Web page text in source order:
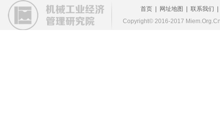
首页 网址地图 |联系我们
Copyright© 2016-2017